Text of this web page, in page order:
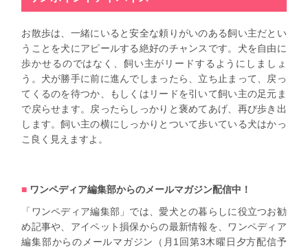
お散歩は、一緒にいると安全な頼りがいのある飼い主だとい
うことを犬にアピールする絶好のチャンスです。犬を自由に
歩かせるのではなく、飼い主がリードするようにしましょ
う。犬が勝手に前に進んでしまったら、立ち止まって、戻っ
てくるのを待つか、もしくはリードを引いて飼い主の足元ま
で戻らせます。戻ったらしっかりと褒めてあげ、再び歩き出
します。飼い主の横にしっかりとついて歩いている犬はかっ
こ良く見えますよ。
ワンペディア編集部からのメールマガジン配信中！
「ワンペディア編集部」では、愛犬との暮らしに役立つお勧
め記事や、アイペット損保からの最新情報を、ワンペディア
編集部からのメールマガジン（月1回第3木曜日夕方配信予